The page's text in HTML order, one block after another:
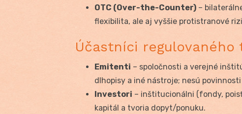
OTC (Over-the-Counter) –
flexibilita, ale aj vyššie protistranové
Účastníci
Emitenti – spoločnosti a verejné
dlhopisy a iné nástroje; nesú
Investori – inštitucionálni (fondy,
kapitál a tvoria dopyt/ponuku.